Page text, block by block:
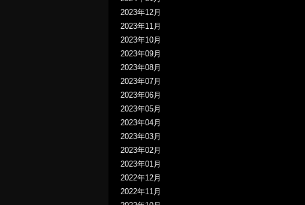
2023年12月
2023年11月
2023年10月
2023年09月
2023年08月
2023年07月
2023年06月
2023年05月
2023年04月
2023年03月
2023年02月
2023年01月
2022年12月
2022年11月